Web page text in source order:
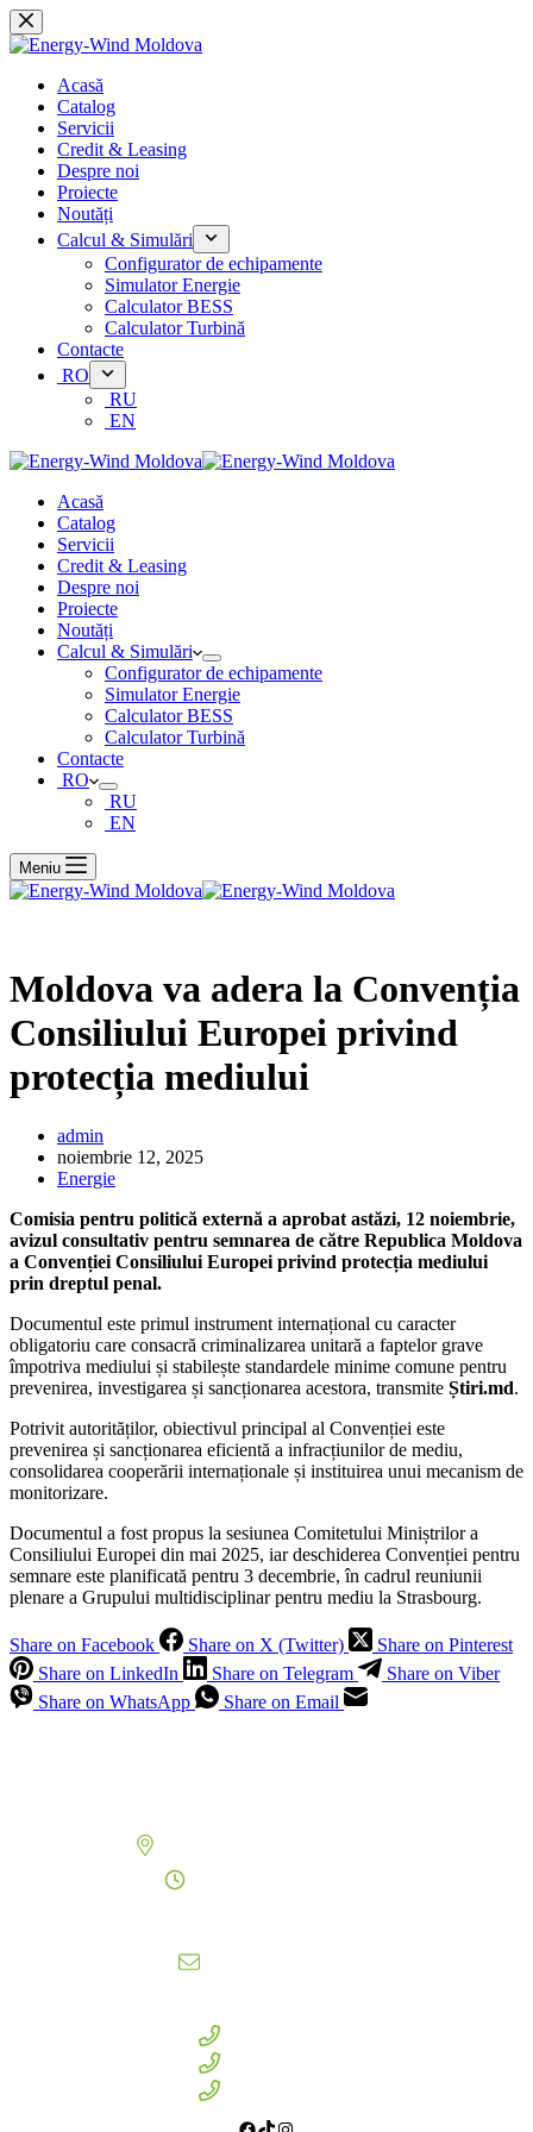
Sari
la
conținut
Acasă
Catalog
Servicii
Credit & Leasing
Despre noi
Proiecte
Noutăți
Calcul & Simulări
Configurator de echipamente
Simulator Energie
Calculator BESS
Calculator Turbină
Contacte
RO
RU
EN
Acasă
Catalog
Servicii
Credit & Leasing
Despre noi
Proiecte
Noutăți
Calcul & Simulări
Configurator de echipamente
Simulator Energie
Calculator BESS
Calculator Turbină
Contacte
RO
RU
EN
Meniu
Moldova va adera la Convenția
Consiliului Europei privind
protecția mediului
admin
noiembrie 12, 2025
Energie
Comisia pentru politică externă a aprobat astăzi, 12 noiembrie,
avizul consultativ pentru semnarea de către Republica Moldova
a Convenției Consiliului Europei privind protecția mediului
prin dreptul penal.
Documentul este primul instrument internațional cu caracter
obligatoriu care consacră criminalizarea unitară a faptelor grave
împotriva mediului și stabilește standardele minime comune pentru
prevenirea, investigarea și sancționarea acestora, transmite Știri.md.
Potrivit autorităților, obiectivul principal al Convenției este
prevenirea și sancționarea eficientă a infracțiunilor de mediu,
consolidarea cooperării internaționale și instituirea unui mecanism de
monitorizare.
Documentul a fost propus la sesiunea Comitetului Miniștrilor a
Consiliului Europei din mai 2025, iar deschiderea Convenției pentru
semnare este planificată pentru 3 decembrie, în cadrul reuniunii
plenare a Grupului multidisciplinar pentru mediu la Strasbourg.
Share on Facebook Share on X (Twitter)
Share on Pinterest
Share on LinkedIn
Share on Telegram
Share on Viber
Share on WhatsApp
Share on Email
Facebook
TikTokInstagram